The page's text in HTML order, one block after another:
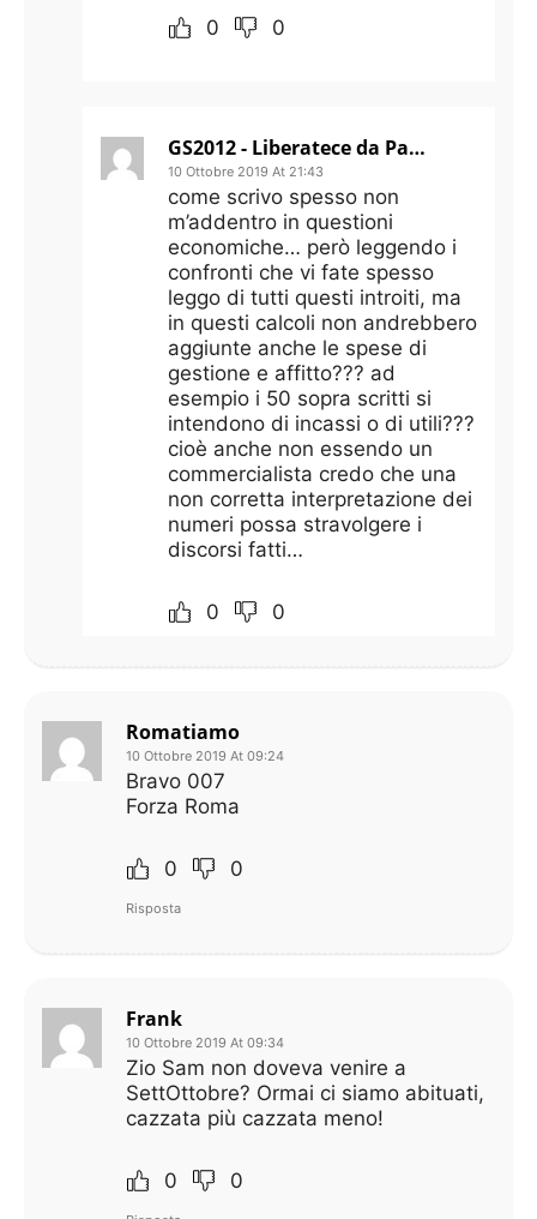
0 0
GS2012 - Liberatece da Pallotta!!!
10 Ottobre 2019 At 21:43
come scrivo spesso non
m’addentro in questioni
economiche… però leggendo i
confronti che vi fate spesso
leggo di tutti questi introiti, ma
in questi calcoli non andrebbero
aggiunte anche le spese di
gestione e affitto??? ad
esempio i 50 sopra scritti si
intendono di incassi o di utili???
cioè anche non essendo un
commercialista credo che una
non corretta interpretazione dei
numeri possa stravolgere i
discorsi fatti…
0 0
Romatiamo
10 Ottobre 2019 At 09:24
Bravo 007
Forza Roma
0 0
Risposta
Frank
10 Ottobre 2019 At 09:34
Zio Sam non doveva venire a
SettOttobre? Ormai ci siamo abituati,
cazzata più cazzata meno!
0 0